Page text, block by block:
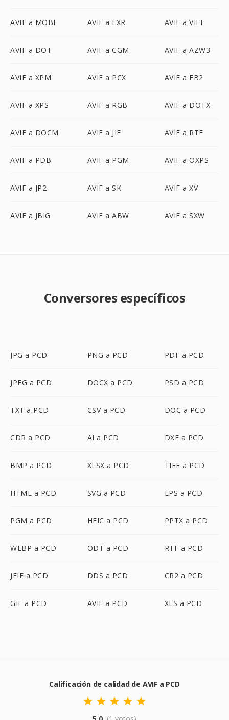
AVIF a MOBI AVIF a EXR AVIF a VIFF
AVIF a DOT AVIF a CGM AVIF a AZW3
AVIF a XPM AVIF a PCX AVIF a FB2
AVIF a XPS AVIF a RGB AVIF a DOTX
AVIF a DOCM AVIF a JIF AVIF a RTF
AVIF a PDB AVIF a PGM AVIF a OXPS
AVIF a JP2 AVIF a SK AVIF a XV
AVIF a JBIG AVIF a ABW AVIF a SXW
Conversores específicos
JPG a PCD PNG a PCD PDF a PCD
JPEG a PCD DOCX a PCD PSD a PCD
TXT a PCD CSV a PCD DOC a PCD
CDR a PCD AI a PCD DXF a PCD
BMP a PCD XLSX a PCD TIFF a PCD
HTML a PCD SVG a PCD EPS a PCD
PGM a PCD HEIC a PCD PPTX a PCD
WEBP a PCD ODT a PCD RTF a PCD
JFIF a PCD DDS a PCD CR2 a PCD
GIF a PCD AVIF a PCD XLS a PCD
Calificación de calidad de AVIF a PCD